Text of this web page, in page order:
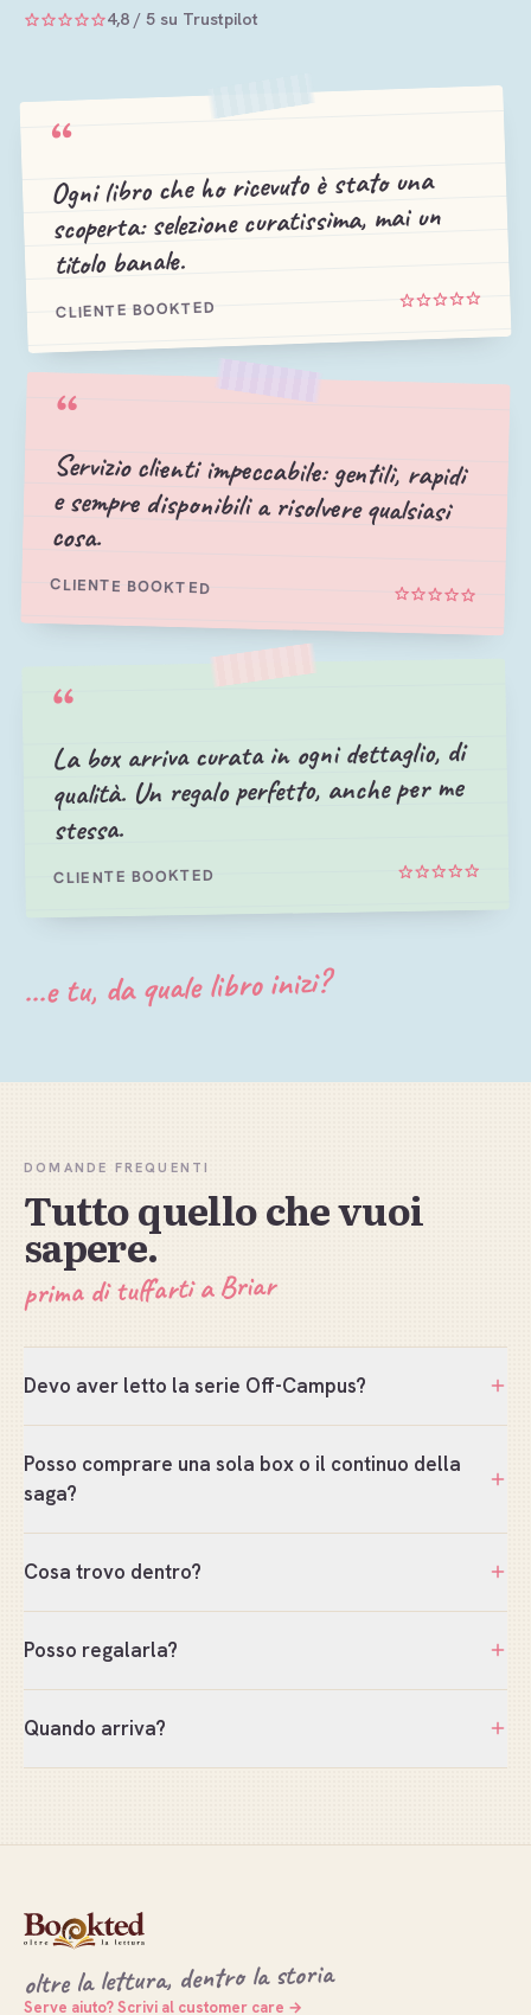
4,8 / 5 su Trustpilot
“
Ogni libro che ho ricevuto è stato una
scoperta: selezione curatissima, mai un
titolo banale.
CLIENTE BOOKTED
“
Servizio clienti impeccabile: gentili, rapidi
e sempre disponibili a risolvere qualsiasi
cosa.
CLIENTE BOOKTED
“
La box arriva curata in ogni dettaglio, di
qualità. Un regalo perfetto, anche per me
stessa.
CLIENTE BOOKTED
...e tu, da quale libro inizi?
DOMANDE FREQUENTI
Tutto quello che vuoi
sapere.
prima di tuffarti a Briar
Devo aver letto la serie Off-Campus?
Posso comprare una sola box o il continuo della
saga?
Cosa trovo dentro?
Posso regalarla?
Quando arriva?
oltre la lettura, dentro la storia
Serve aiuto? Scrivi al customer care →